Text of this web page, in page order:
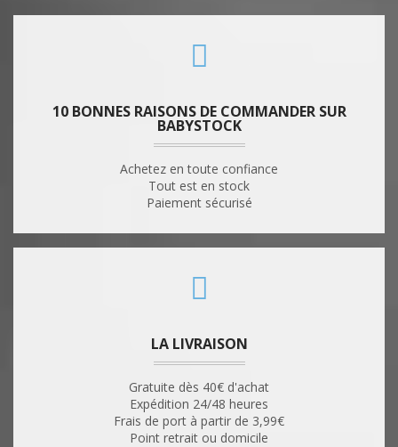
10 BONNES RAISONS DE COMMANDER SUR
BABYSTOCK
Achetez en toute confiance
Tout est en stock
Paiement sécurisé
LA LIVRAISON
Gratuite dès 40€ d'achat
Expédition 24/48 heures
Frais de port à partir de 3,99€
Point retrait ou domicile